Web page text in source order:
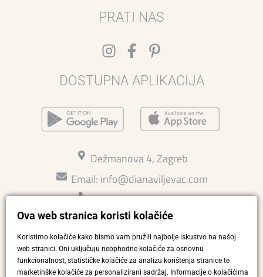
PRATI NAS
DOSTUPNA APLIKACIJA
Dežmanova 4, Zagreb
Email: info@dianaviljevac.com
Kontakt: 015814726
Ljetno radno vrijeme 27.7.-15.8
Pon - pet 11-18 h
Sub 10-14 h
Press
Ova web stranica koristi kolačiće
Koristimo kolačiće kako bismo vam pružili najbolje iskustvo na našoj
web stranici. Oni uključuju neophodne kolačiće za osnovnu
funkcionalnost, statističke kolačiće za analizu korištenja stranice te
marketinške kolačiće za personalizirani sadržaj. Informacije o kolačićima